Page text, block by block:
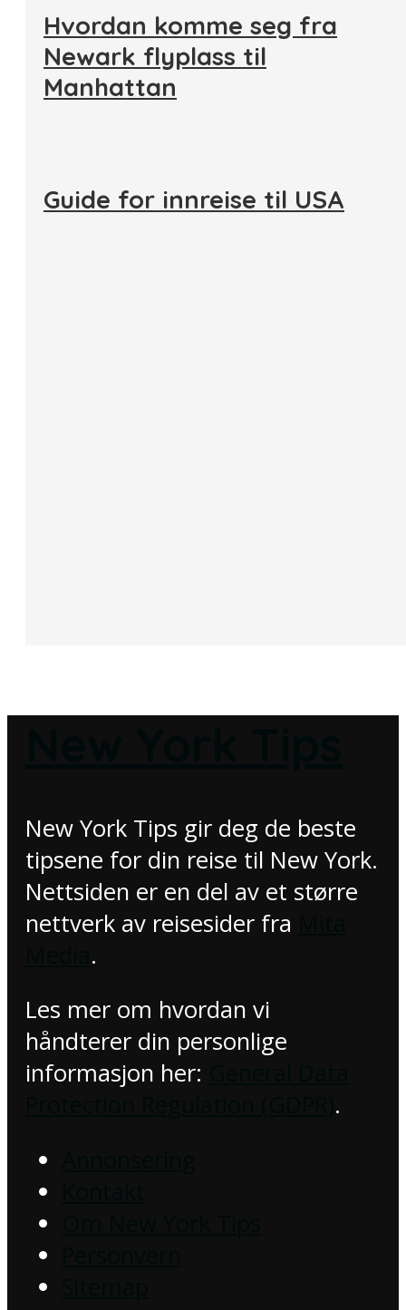
Hvordan komme seg fra
Newark flyplass til
Manhattan
Guide for innreise til USA
New York Tips gir deg de beste
tipsene for din reise til New York.
Nettsiden er en del av et større
nettverk av reisesider fra
.
Les mer om hvordan vi
håndterer din personlige
informasjon her:
.